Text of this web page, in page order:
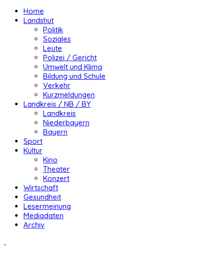
Home
Landshut
Politik
Soziales
Leute
Polizei / Gericht
Umwelt und Klima
Bildung und Schule
Verkehr
Kurzmeldungen
Landkreis / NB / BY
Landkreis
Niederbayern
Bayern
Sport
Kultur
Kino
Theater
Konzert
Wirtschaft
Gesundheit
Lesermeinung
Mediadaten
Archiv